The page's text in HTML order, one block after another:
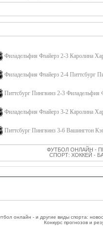
Филадельфия Флайерз 2-3 Каролина
Филадельфия Флайерз 2-4 Питтсбург
Питтсбург Пингвинз 2-3 Филадельфия
Филадельфия Флайерз 3-2 Каролина
Питтсбург Пингвинз 3-6 Вашингтон
ФУТБОЛ ОНЛАЙН -
СПОРТ: ХОККЕЙ -
онлайн - и другие виды спорта:
Конкурс прогнозов и